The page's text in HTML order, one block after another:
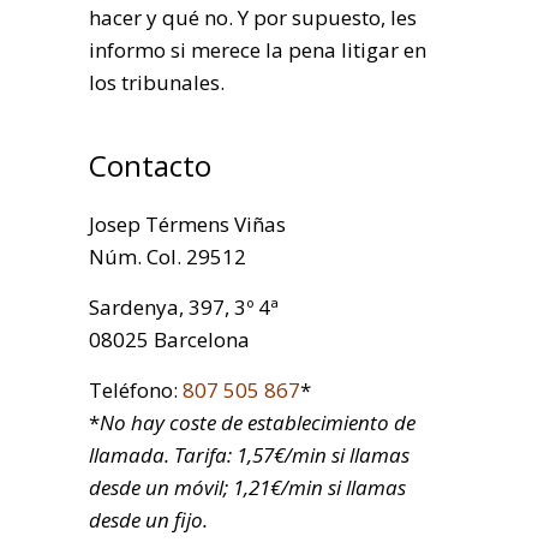
hacer y qué no. Y por supuesto, les
informo si merece la pena litigar en
los tribunales.
Contacto
Josep Térmens Viñas
Núm. Col. 29512
Sardenya, 397, 3º 4ª
08025 Barcelona
Teléfono: 807 505 867*
*No hay coste de establecimiento de
llamada. Tarifa: 1,57€/min si llamas
desde un móvil; 1,21€/min si llamas
desde un fijo.